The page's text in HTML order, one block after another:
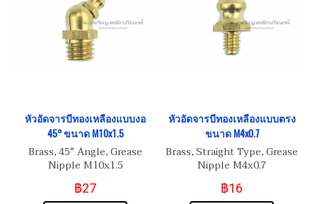
หัวอัดจารบีทองเหลืองแบบงอ
45° ขนาด M10x1.5
Brass, 45° Angle, Grease
Nipple M10x1.5
฿27
หัวอัดจารบีทองเหลืองแบบตรง
ขนาด M4x0.7
Brass, Straight Type, Grease
Nipple M4x0.7
฿16